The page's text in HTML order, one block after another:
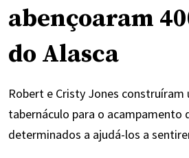
abençoaram
do Alasca
Robert e Cristy Jones construíram
tabernáculo para o acampamento
determinados a ajudá-los a